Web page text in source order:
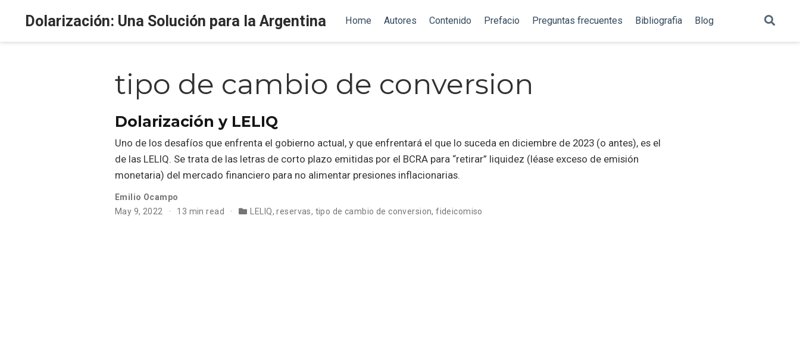
Dolarización: Una Solución para la Argentina Home Autores Contenido Prefacio Preguntas frecuentes Bibliografia Blog
tipo de cambio de conversion
Dolarización y LELIQ
Uno de los desafíos que enfrenta el gobierno actual, y que enfrentará el que lo suceda en diciembre de 2023 (o antes), es el
de las LELIQ. Se trata de las letras de corto plazo emitidas por el BCRA para “retirar” liquidez (léase exceso de emisión
monetaria) del mercado financiero para no alimentar presiones inflacionarias.
Emilio Ocampo
May 9, 2022
13 min read LELIQ,reservas, tipo de cambio de conversion,fideicomiso